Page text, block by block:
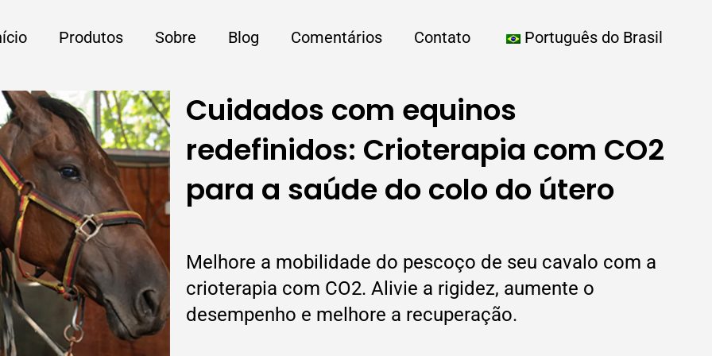
Produtos Sobre Blog Comentários Contato Português do Brasil
Cuidados com equinos
redefinidos: Crioterapia com CO2
para a saúde do colo do útero
Melhore a mobilidade do pescoço de seu cavalo com a
crioterapia com CO2. Alivie a rigidez, aumente o
desempenho e melhore a recuperação.